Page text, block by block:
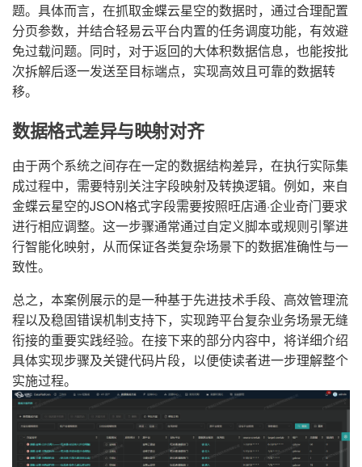
题。具体而言，在抓取金蝶云星空的数据时，通过合理配置
分页参数，并结合轻易云平台内置的任务调度功能，有效避
免过载问题。同时，对于返回的大体积数据信息，也能按批
次拆解后逐一发送至目标端点，实现高效且可靠的数据转
移。
数据格式差异与映射对齐
由于两个系统之间存在一定的数据结构差异，在执行实际集
成过程中，需要特别关注字段映射及转换逻辑。例如，来自
金蝶云星空的JSON格式字段需要按照旺店通·企业奇门要求
进行相应调整。这一步骤通常通过自定义脚本或规则引擎进
行智能化映射，从而保证各类复杂场景下的数据准确性与一
致性。
总之，本案例展示的是一种基于先进技术手段、高效管理流
程以及稳固错误机制支持下，实现跨平台复杂业务场景无缝
衔接的重要实践经验。在接下来的部分内容中，将详细介绍
具体实现步骤及关键代码片段，以便使读者进一步理解整个
实施过程。